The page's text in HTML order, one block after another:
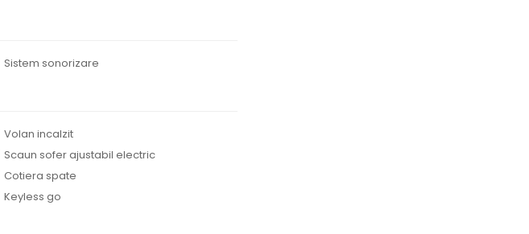
Sistem sonorizare
Volan incalzit
Scaun sofer ajustabil electric
Cotiera spate
Keyless go